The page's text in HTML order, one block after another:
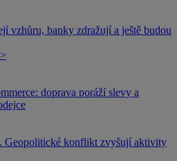
vzhůru, banky zdražují a ještě budou
doprava poráží slevy a
Geopolitické konflikt zvyšují aktivity